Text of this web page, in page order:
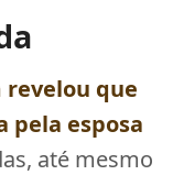
que
pela esposa
até mesmo